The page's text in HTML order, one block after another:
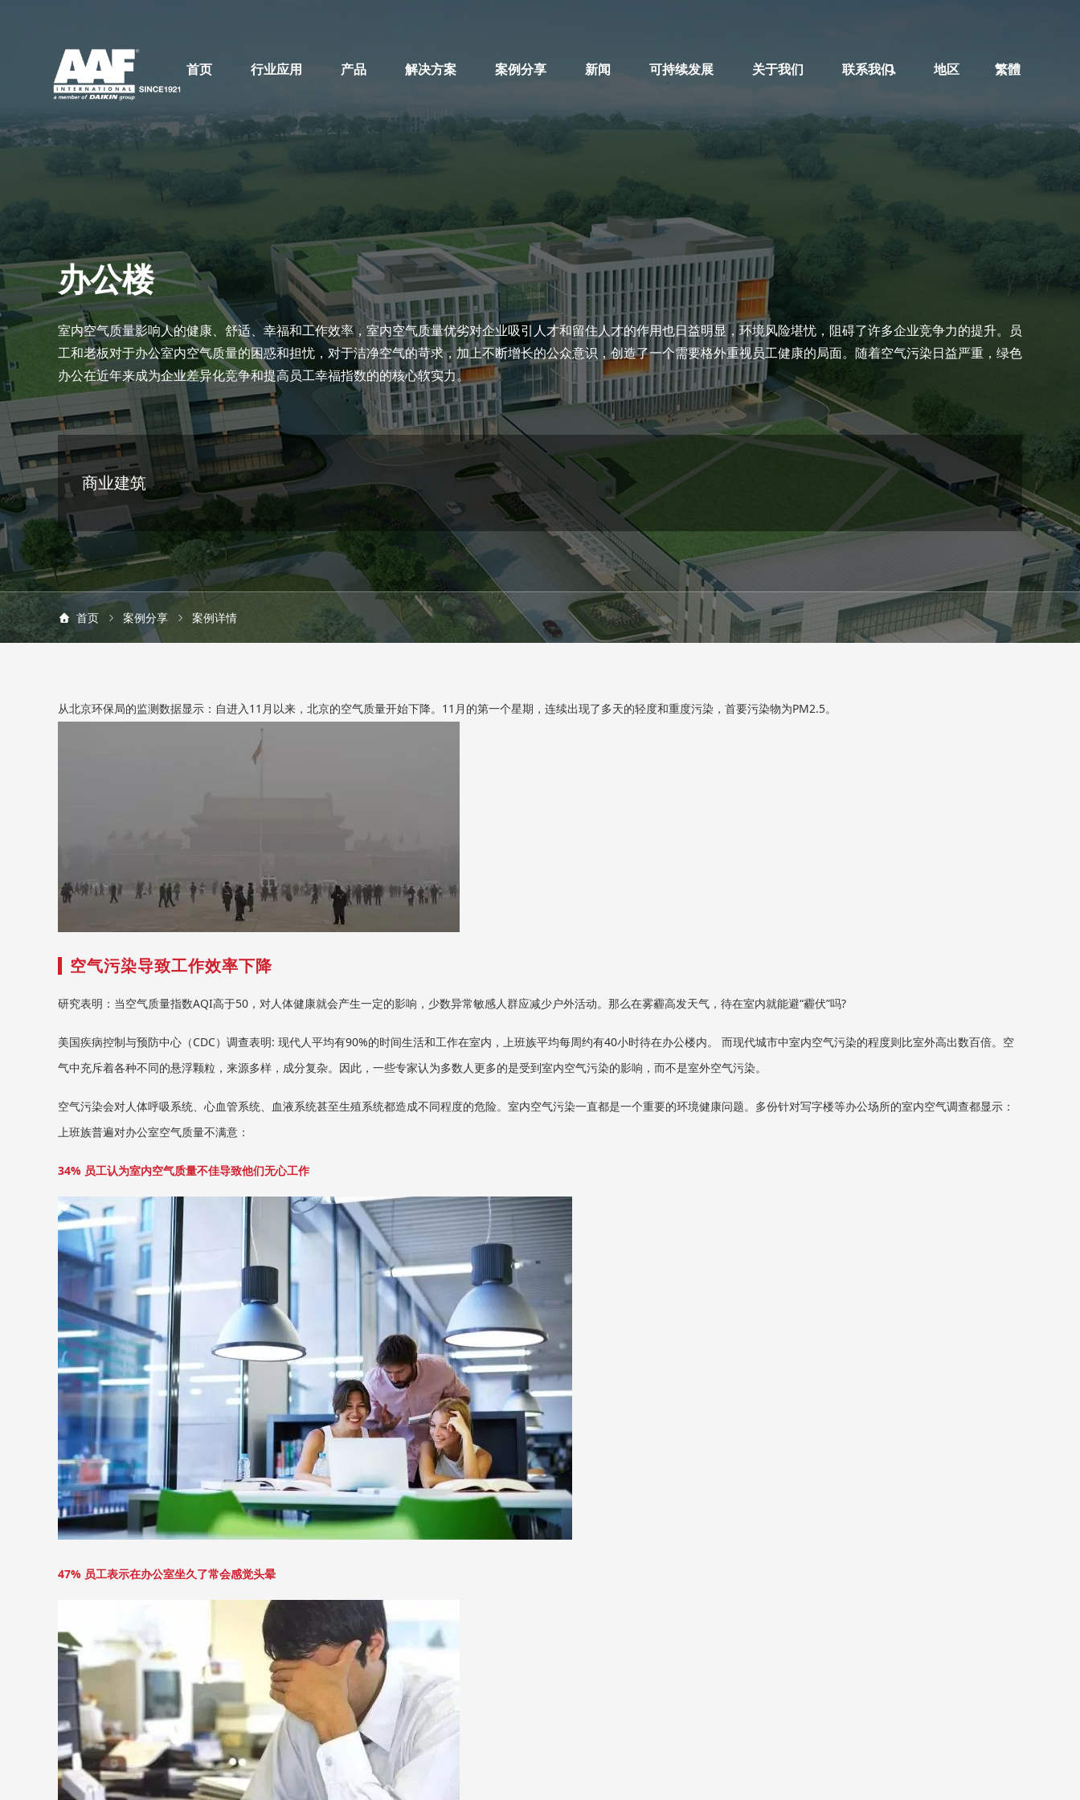
首页 行业应用 产品 解决方案 案例分享 新闻 可持续发展 关于我们 联系我们 繁體
地区
办公楼
室内空气质量影响人的健康、舒适、幸福和工作效率，室内空气质量优劣对企业吸引人才和留住人才的作用也日益明显，环境风险堪忧，阻碍了许多企业竞争力的提升。员
工和老板对于办公室内空气质量的困惑和担忧，对于洁净空气的苛求，加上不断增长的公众意识，创造了一个需要格外重视员工健康的局面。随着空气污染日益严重，绿色
办公在近年来成为企业差异化竞争和提高员工幸福指数的的核心软实力。
商业建筑
首页 案例分享 案例详情
从北京环保局的监测数据显示：自进入11月以来，北京的空气质量开始下降。11月的第一个星期，连续出现了多天的轻度和重度污染，首要污染物为PM2.5。
空气污染导致工作效率下降
研究表明：当空气质量指数AQI高于50，对人体健康就会产生一定的影响，少数异常敏感人群应减少户外活动。那么在雾霾高发天气，待在室内就能避“霾伏”吗?
美国疾病控制与预防中心（CDC）调查表明: 现代人平均有90%的时间生活和工作在室内，上班族平均每周约有40小时待在办公楼内。 而现代城市中室内空气污染的程度则比室外高出数百倍。空
气中充斥着各种不同的悬浮颗粒，来源多样，成分复杂。因此，一些专家认为多数人更多的是受到室内空气污染的影响，而不是室外空气污染。
空气污染会对人体呼吸系统、心血管系统、血液系统甚至生殖系统都造成不同程度的危险。室内空气污染一直都是一个重要的环境健康问题。多份针对写字楼等办公场所的室内空气调查都显示：
上班族普遍对办公室空气质量不满意：
34% 员工认为室内空气质量不佳导致他们无心工作
47% 员工表示在办公室坐久了常会感觉头晕